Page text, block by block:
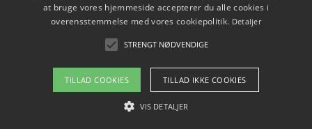
Spil kasinospil på et troværdigt online casino: Din
guide til sikker og sjov underholdning
Copyright 2026 - Pilanto Aps
Om / kontakt
at bruge vores hjemmeside accepterer du alle cookies i
overensstemmelse med vores cookiepolitik. Detaljer
STRENGT NØDVENDIGE
TILLAD COOKIES TILLAD IKKE COOKIES
VIS DETALJER